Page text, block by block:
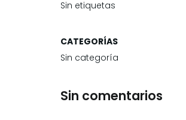
Sin etiquetas
CATEGORÍAS
Sin categoría
Sin comentarios